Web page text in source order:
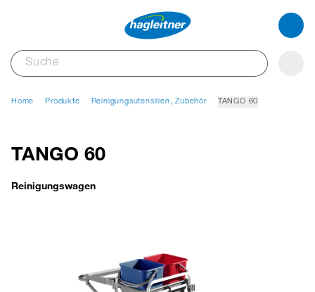
Home Produkte Reinigungsutensilien, Zubehör TANGO 60
TANGO 60
Reinigungswagen